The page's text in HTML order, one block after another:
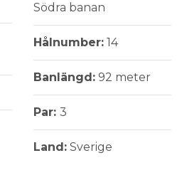
Södra banan
Hålnumber: 14
Banlängd: 92 meter
Par: 3
Land: Sverige